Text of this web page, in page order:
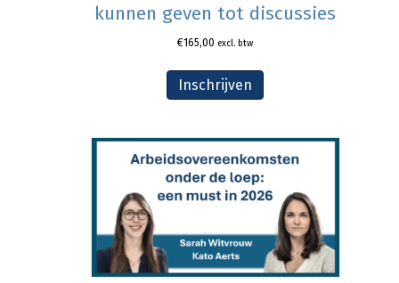
kunnen geven tot discussies
€165,00 excl. btw
Inschrijven